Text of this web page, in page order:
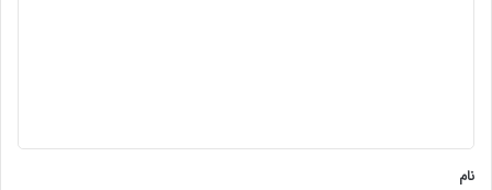
نام